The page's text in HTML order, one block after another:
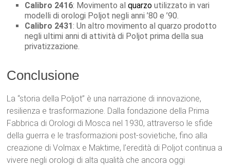
Calibro 2416: Movimento alquarzo utilizzato in vari
modelli di orologi Poljot negli anni ’80 e ’90.
Calibro 2431: Un altro movimento al quarzo prodotto
negli ultimi anni di attività di Poljot prima della sua
privatizzazione.
Conclusione
La “storia della Poljot” è una narrazione di innovazione,
resilienza e trasformazione. Dalla fondazione della Prima
Fabbrica di Orologi di Mosca nel 1930, attraverso le sfide
della guerra e le trasformazioni post-sovietiche, fino alla
creazione di Volmax e Maktime, l’eredità di Poljot continua a
vivere negli orologi di alta qualità che ancora oggi